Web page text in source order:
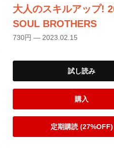
大人のスキルアップ!
SOUL BROTHERS
730円 — 2023.02.15
試し読み
購入
定期購読 (27%OFF)